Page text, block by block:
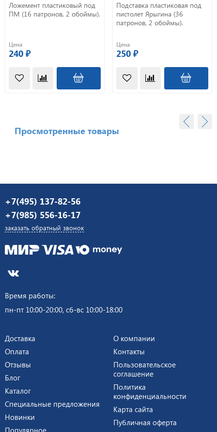
Ложемент пластиковый под
ПМ (16 патронов, 2 обоймы).
Цена
240 ₽
Подставка пластиковая под
пистолет Ярыгина (36
патронов, 2 обоймы).
Цена
250 ₽
Просмотренные товары
+7(495) 137-82-56
+7(985) 556-16-17
заказать обратный звонок
Время работы:
пн-пт 10:00-20:00, сб-вс 10:00-18:00
Доставка
Оплата
Отзывы
Блог
Каталог
Специальные предложения
Новинки
Популярное
О компании
Контакты
Пользовательское
соглашение
Политика
конфиденциальности
Карта сайта
Публичная оферта